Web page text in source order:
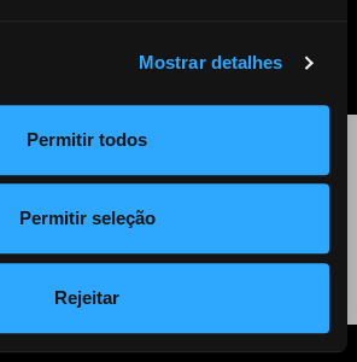
Mostrar detalhes
Permitir todos
Permitir seleção
Rejeitar
Política de Privacidade